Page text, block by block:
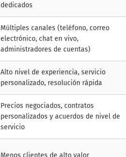
dedicados
Múltiples canales (teléfono, correo
electrónico, chat en vivo,
administradores de cuentas)
Alto nivel de experiencia, servicio
personalizado, resolución rápida
Precios negociados, contratos
personalizados y acuerdos de nivel de
servicio
Menos clientes de alto valor